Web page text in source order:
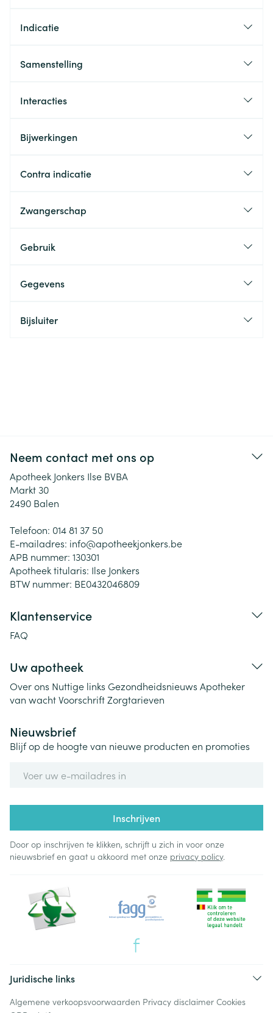
Indicatie
Samenstelling
Interacties
Bijwerkingen
Contra indicatie
Zwangerschap
Gebruik
Gegevens
Bijsluiter
Neem contact met ons op
Apotheek Jonkers Ilse BVBA
Markt 30
2490 Balen
Telefoon: 014 81 37 50
E-mailadres: info@apotheekjonkers.be
APB nummer: 130301
Apotheek titularis: Ilse Jonkers
BTW nummer: BE0432046809
Klantenservice
FAQ
Uw apotheek
Over ons Nuttige links Gezondheidsnieuws Apotheker
van wachtVoorschriftZorgtarieven
Nieuwsbrief
Blijf op de hoogte van nieuwe producten en promoties
Inschrijven
Door op inschrijven te klikken, schrijft u zich in voor onze
nieuwsbrief en gaat u akkoord met onze privacy policy.
Juridische links
Algemene verkoopsvoorwaarden Privacy disclaimer Cookies